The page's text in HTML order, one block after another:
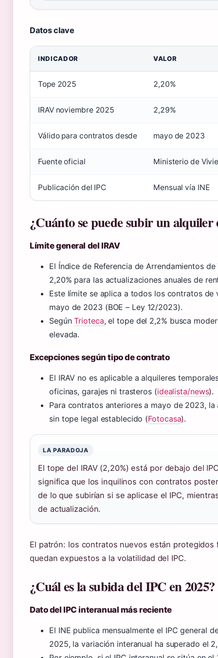
Datos clave
INDICADOR VALOR
Tope 2025 2,20%
IRAV noviembre 2025 2,29%
Válido para contratos desde mayo de 2023
Fuente oficial Ministerio de
Publicación del IPC Mensual vía INE
¿Cuánto se puede subir un alquiler
Límite general del IRAV
El Índice de Referencia de Arrendamientos
2,20% para las actualizaciones anuales de
Este límite se aplica a todos los contratos
mayo de 2023 (BOE – Ley 12/2023).
SegúnTrioteca, el tope del 2,2% busca
elevada.
Excepciones según tipo de contrato
El IRAV no es aplicable a alquileres
oficinas, garajes ni trasteros (idealista/news).
Para contratos anteriores a mayo de 2023,
sin tope legal establecido (Fotocasa).
LA PARADOJA
El tope del IRAV (2,20%) está por debajo del
significa que los inquilinos con contratos
de lo que subirían si se aplicase el IPC,
de actualización.
El patrón: los contratos nuevos están
quedan expuestos a la volatilidad del IPC.
¿Cuál es la subida del IPC en 2025?
Dato del IPC interanual más reciente
El INE publica mensualmente el IPC general
2025, la variación interanual ha superado el